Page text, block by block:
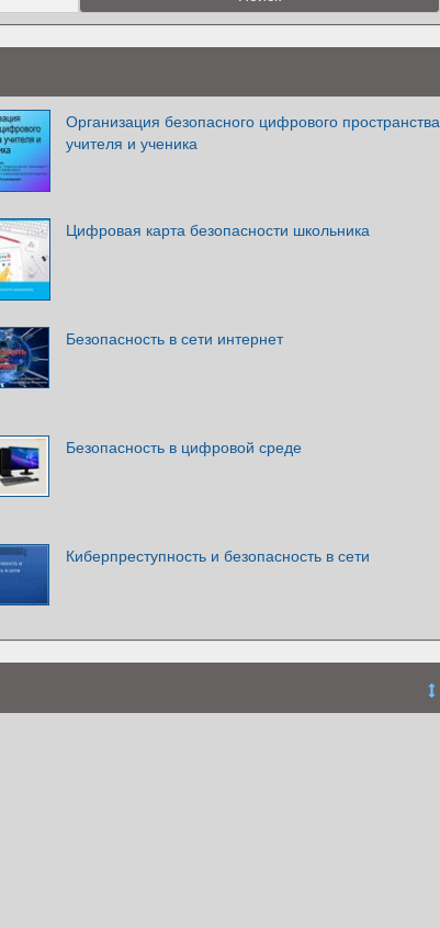
Организация безопасного цифрового пространства
учителя и ученика
Цифровая карта безопасности школьника
Безопасность в сети интернет
Безопасность в цифровой среде
Киберпреступность и безопасность в сети